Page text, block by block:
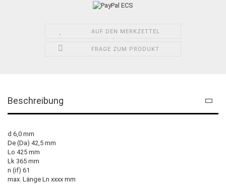
AUF DEN MERKZETTEL
FRAGE ZUM PRODUKT
Beschreibung
d 6,0 mm
De (Da) 42,5 mm
Lo 425 mm
Lk 365 mm
n (if) 61
max. Länge Ln xxxx mm